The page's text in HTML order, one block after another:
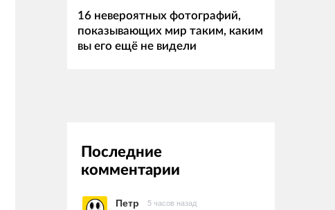
16 невероятных фотографий,
показывающих мир таким, каким
вы его ещё не видели
Последние
комментарии
Петр 5 часов назад